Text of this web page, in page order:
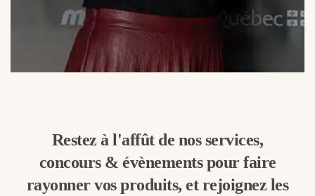
Restez à l'affût de nos services,
concours & évènements pour faire
rayonner vos produits, et rejoignez les